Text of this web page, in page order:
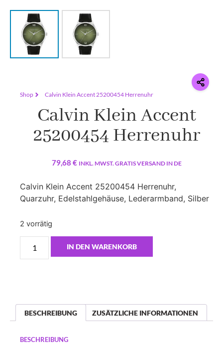
Shop Calvin Klein Accent 25200454 Herrenuhr
Calvin Klein Accent
25200454 Herrenuhr
79,68 € INKL. MWST. GRATIS VERSAND IN DE
Calvin Klein Accent 25200454 Herrenuhr,
Quarzuhr, Edelstahlgehäuse, Lederarmband, Silber
2 vorrätig
IN DEN WARENKORB
BESCHREIBUNG ZUSÄTZLICHE INFORMATIONEN
BESCHREIBUNG